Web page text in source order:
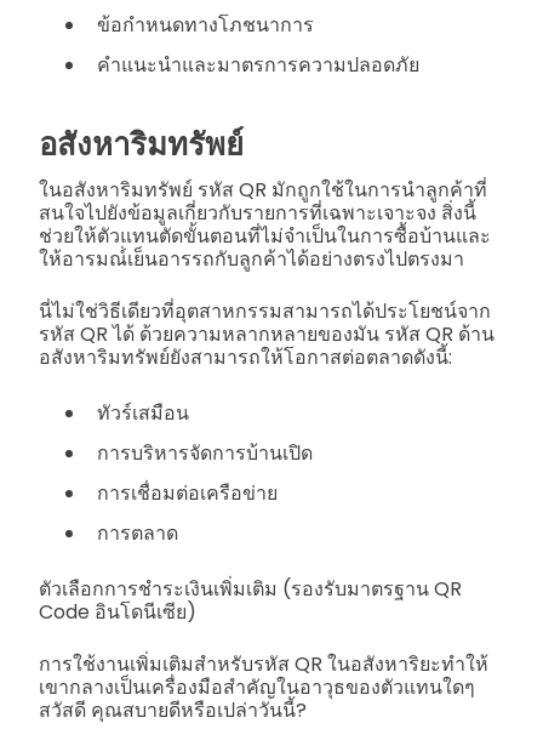
ข้อกำหนดทางโภชนาการ
คำแนะนำและมาตรการความปลอดภัย
อสังหาริมทรัพย์
ในอสังหาริมทรัพย์ รหัส QR มักถูกใช้ในการนำลูกค้าที่
สนใจไปยังข้อมูลเกี่ยวกับรายการที่เฉพาะเจาะจง สิ่งนี้
ช่วยให้ตัวแทนตัดขั้นตอนที่ไม่จำเป็นในการซื้อบ้านและ
ให้อารมณ์่เย็นอารรถกับลูกค้าได้อย่างตรงไปตรงมา
นี่ไม่ใช่วิธีเดียวที่อุตสาหกรรมสามารถได้ประโยชน์จาก
รหัส QR ได้ ด้วยความหลากหลายของมัน รหัส QR ด้าน
อสังหาริมทรัพย์ยังสามารถให้โอกาสต่อตลาดดังนี้:
ทัวร์เสมือน
การบริหารจัดการบ้านเปิด
การเชื่อมต่อเครือข่าย
การตลาด
ตัวเลือกการชำระเงินเพิ่มเติม (รองรับมาตรฐาน QR
Code อินโดนีเซีย)
การใช้งานเพิ่มเติมสำหรับรหัส QR ในอสังหาริยะทำให้
เขากลางเป็นเครื่องมือสำคัญในอาวุธของตัวแทนใดๆ
สวัสดี คุณสบายดีหรือเปล่าวันนี้?